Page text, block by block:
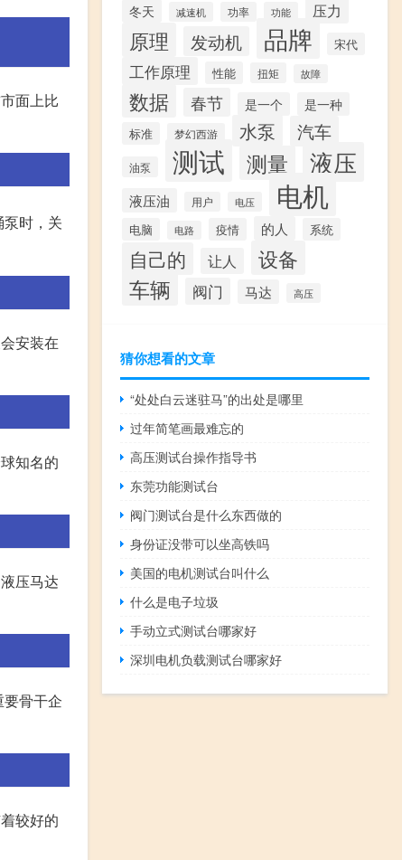
面上比
时，关
安装在
知名的
压马达
骨干企
较好的
冬天 减速机 功率 功能 压力
原理 发动机 品牌 宋代
工作原理 性能 扭矩 故障
数据 春节 是一个 是一种
标准 梦幻西游 水泵 汽车
油泵 测试 测量 液压
液压油 用户 电压 电机
电脑 电路 疫情 的人 系统
自己的 让人
设备
车辆
阀门 马达 高压
猜你想看的文章
“处处白云迷驻马”的出处是哪里
过年简笔画最难忘的
高压测试台操作指导书
东莞功能测试台
阀门测试台是什么东西做的
身份证没带可以坐高铁吗
美国的电机测试台叫什么
什么是电子垃圾
手动立式测试台哪家好
深圳电机负载测试台哪家好